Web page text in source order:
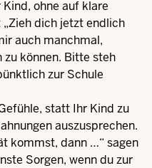
ohne auf klare
dich jetzt endlich
auch manchmal,
zu können. Bitte steh
zur Schule
statt Ihr Kind zu
auszusprechen.
kommst, dann …“ sagen
Sorgen, wenn du zur